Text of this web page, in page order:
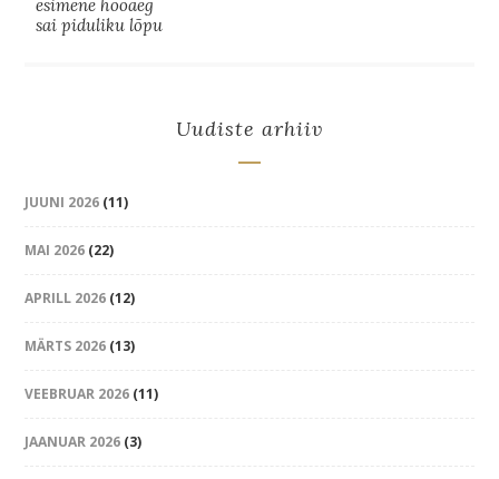
esimene hooaeg
sai piduliku lõpu
Uudiste arhiiv
JUUNI 2026 (11)
MAI 2026 (22)
APRILL 2026 (12)
MÄRTS 2026 (13)
VEEBRUAR 2026 (11)
JAANUAR 2026 (3)